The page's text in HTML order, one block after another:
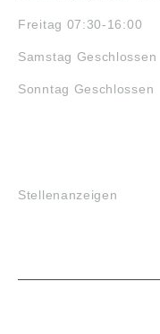
Freitag 07:30-16:00
Samstag Geschlossen
Sonntag Geschlossen
Stellenanzeigen